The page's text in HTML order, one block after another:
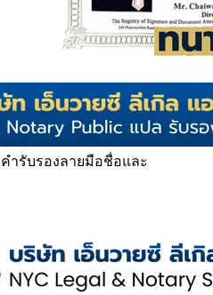
ำรับรองลายมือชื่อและ